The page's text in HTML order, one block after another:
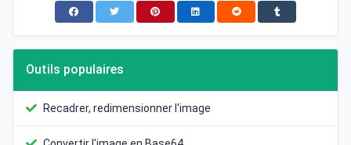
Outils populaires
Recadrer, redimensionner l'image